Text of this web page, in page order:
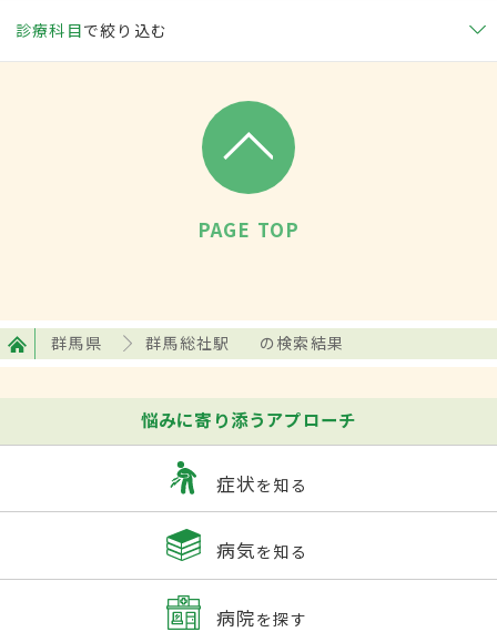
診療科目で絞り込む
PAGE TOP
群馬県 群馬総社駅 の検索結果
悩みに寄り添うアプローチ
症状を知る
病気を知る
病院を探す